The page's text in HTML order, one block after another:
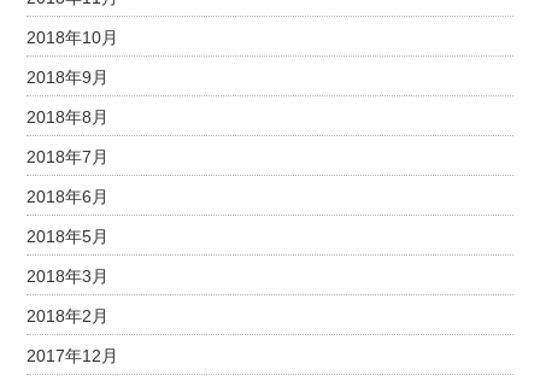
2018年10月
2018年9月
2018年8月
2018年7月
2018年6月
2018年5月
2018年3月
2018年2月
2017年12月